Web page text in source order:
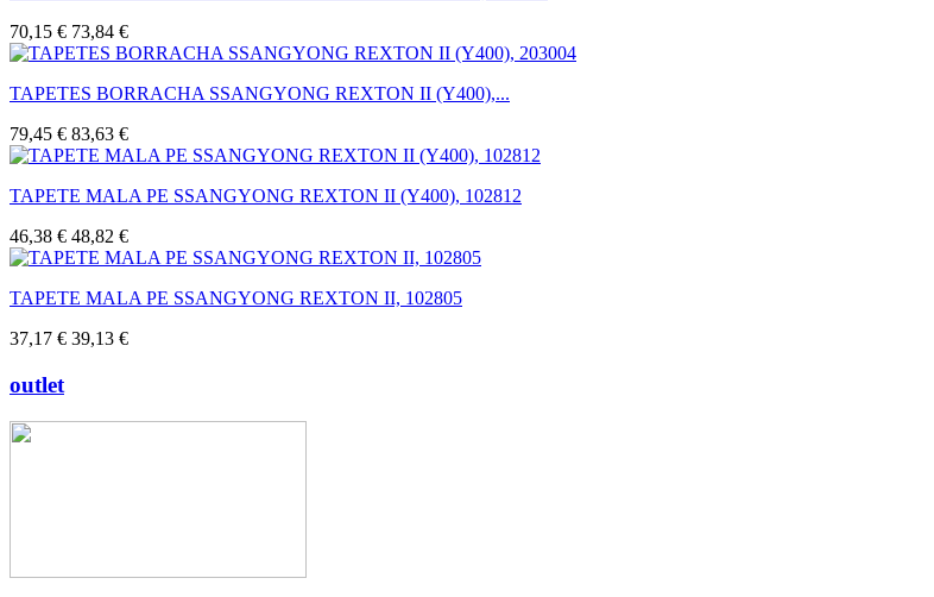
70,15 € 73,84 €
TAPETES BORRACHA SSANGYONG REXTON II (Y400),...
79,45 € 83,63 €
TAPETE MALA PE SSANGYONG REXTON II (Y400), 102812
46,38 € 48,82 €
TAPETE MALA PE SSANGYONG REXTON II, 102805
37,17 € 39,13 €
outlet